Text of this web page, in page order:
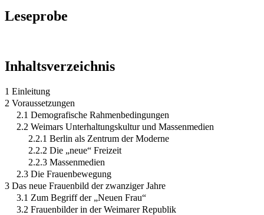
Leseprobe
Inhaltsverzeichnis
1 Einleitung
2 Voraussetzungen
2.1 Demografische Rahmenbedingungen
2.2 Weimars Unterhaltungskultur und Massenmedien
2.2.1 Berlin als Zentrum der Moderne
2.2.2 Die „neue“ Freizeit
2.2.3 Massenmedien
2.3 Die Frauenbewegung
3 Das neue Frauenbild der zwanziger Jahre
3.1 Zum Begriff der „Neuen Frau“
3.2 Frauenbilder in der Weimarer Republik